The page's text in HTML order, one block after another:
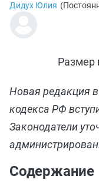
Дидух Юлия (
Размер
Новая редакция
кодекса РФ
Законодатели
Содержание